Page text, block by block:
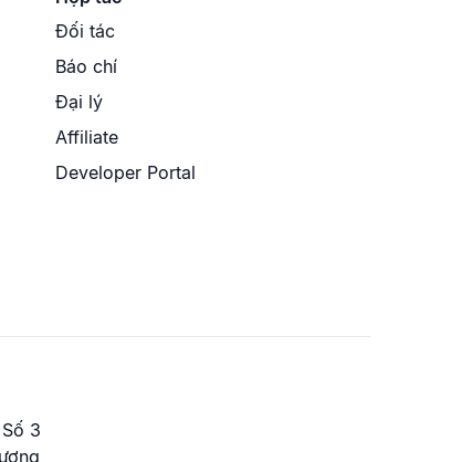
Đối tác
Báo chí
Đại lý
Affiliate
Developer Portal
3